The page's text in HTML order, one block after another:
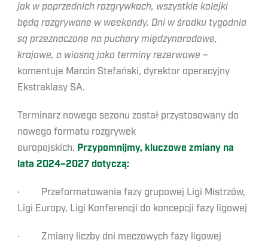
jak w poprzednich rozgrywkach, wszystkie kolejki
będą rozgrywane w weekendy. Dni w środku tygodnia
są przeznaczone na puchary międzynarodowe,
krajowe, a wiosną jako terminy rezerwowe –
komentuje Marcin Stefański, dyrektor operacyjny
Ekstraklasy SA.
Terminarz nowego sezonu został przystosowany do
nowego formatu rozgrywek
europejskich. Przypomnijmy, kluczowe zmiany na
lata 2024–2027 dotyczą:
· Przeformatowania fazy grupowej Ligi Mistrzów,
Ligi Europy, Ligi Konferencji do koncepcji fazy ligowej
· Zmiany liczby dni meczowych fazy ligowej